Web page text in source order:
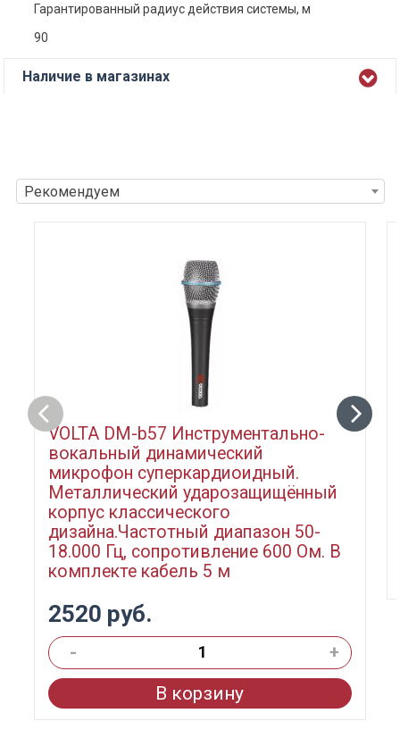
Гарантированный радиус действия системы, м
90
Наличие в магазинах
Рекомендуем
VOLTA DM-b57 Инструментально-
вокальный динамический
микрофон суперкардиоидный.
Металлический ударозащищённый
корпус классического
дизайна.Частотный диапазон 50-
18.000 Гц, сопротивление 600 Ом. В
комплекте кабель 5 м
2520 руб.
-
+
В корзину